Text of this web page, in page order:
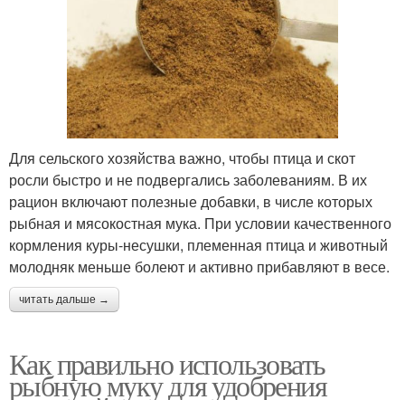
Для сельского хозяйства важно, чтобы птица и скот
росли быстро и не подвергались заболеваниям. В их
рацион включают полезные добавки, в числе которых
рыбная и мясокостная мука. При условии качественного
кормления куры-несушки, племенная птица и животный
молодняк меньше болеют и активно прибавляют в весе.
читать дальше →
Как правильно использовать
рыбную муку для удобрения